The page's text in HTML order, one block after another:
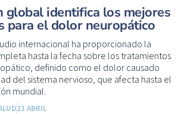
global identifica los mejores
para el dolor neuropático
internacional ha proporcionado la
hasta la fecha sobre los tratamientos
definido como el dolor causado
del sistema nervioso, que afecta hasta el
mundial.
23 ABRIL